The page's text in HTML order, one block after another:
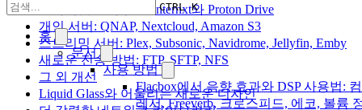
CTRL K
홈
문서
사용 방법
Flacbox에서 음향 효과와 DSP 사용법:
레서, Freeverb, 크로스피드, 에코, 볼륨
프라이빗 클라우드: Internxt와 Proton Drive
개인 서버: QNAP, Nextcloud, Amazon S3
스트리밍 서버: Plex, Subsonic, Navidrome, Jellyfin, Emby
새로운 전송 방법: FTP, SFTP, NFS
그 외 개선
Liquid Glass와 어울리는 새로운 디자인